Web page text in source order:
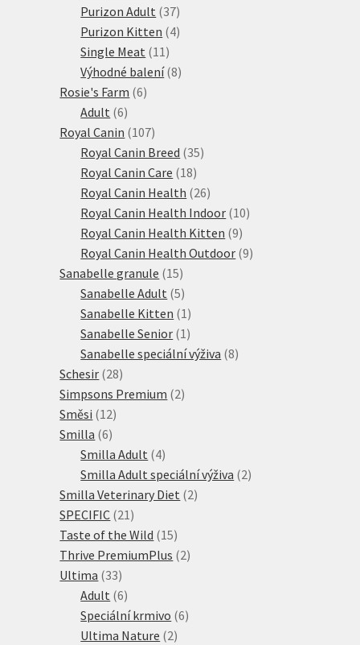
produkty
Purizon Adult 3737
produktů
Purizon Kitten 44
Single Meat 11 11
produktů
Výhodné balení 88
Rosie's Farm 66
Adult 66
produktů
Royal Canin 107107
produktů
Royal Canin Breed 3535
Royal Canin Care 1818
produktů
Royal Canin Health 2626
produktů
Royal Canin Health Indoor 1010
Royal Canin Health Kitten 99
produktů
Royal Canin Health Outdoor 99
Sanabelle granule 1515
produktů
Sanabelle Adult 55
produktů
Sanabelle Kitten 1 1
produkt
Sanabelle Senior 1 1
produkt
Sanabelle speciální výživa 88
Schesir 2828
produktů
Simpsons Premium 22
Směsi 1212
Smilla 66
produktů
Smilla Adult 44
produkty
Smilla Adult speciální výživa 22
Smilla Veterinary Diet 22
SPECIFIC 21 21
produktů
Taste of the Wild 1515
produktů
Thrive PremiumPlus 22
Ultima 3333
produktů
Adult 66
produktů
Speciální krmivo 66
Ultima Nature 22